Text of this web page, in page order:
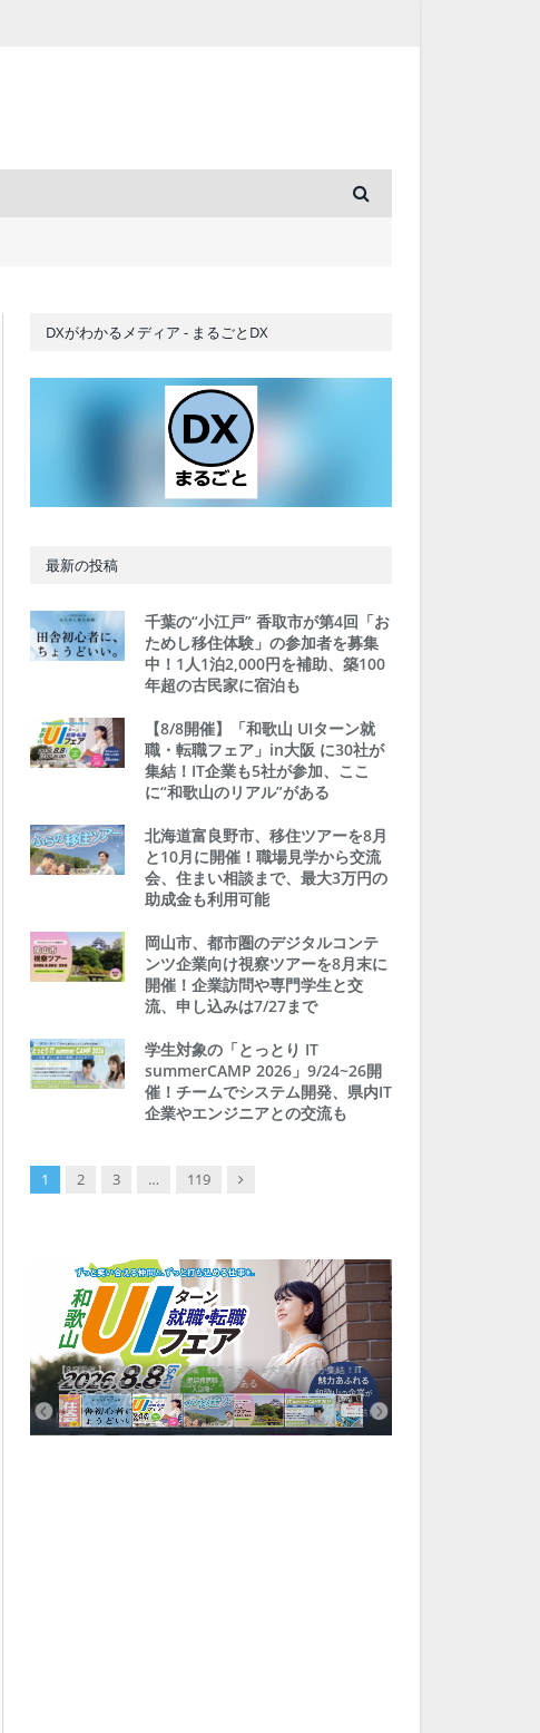
DXがわかるメディア - まるごとDX
最新の投稿
千葉の“小江戸” 香取市が第4回「お
ためし移住体験」の参加者を募集
中！1人1泊2,000円を補助、築100
年超の古民家に宿泊も
【8/8開催】「和歌山 UIターン就
職・転職フェア」in大阪 に30社が
集結！IT企業も5社が参加、ここ
に“和歌山のリアル”がある
北海道富良野市、移住ツアーを8月
と10月に開催！職場見学から交流
会、住まい相談まで、最大3万円の
助成金も利用可能
岡山市、都市圏のデジタルコンテ
ンツ企業向け視察ツアーを8月末に
開催！企業訪問や専門学生と交
流、申し込みは7/27まで
学生対象の「とっとり IT
summerCAMP 2026」9/24~26開
催！チームでシステム開発、県内IT
企業やエンジニアとの交流も
1 2 3 … 119 Next
【8/8開催】「和歌山 UIターン就職・転職フェア」in大阪 に30社が集結！IT
企業も5社が参加、ここに“和歌山のリアル”がある